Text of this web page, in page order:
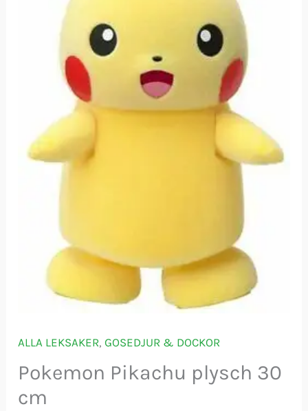
ALLA LEKSAKER,GOSEDJUR & DOCKOR
Pokemon Pikachu plysch 30
cm